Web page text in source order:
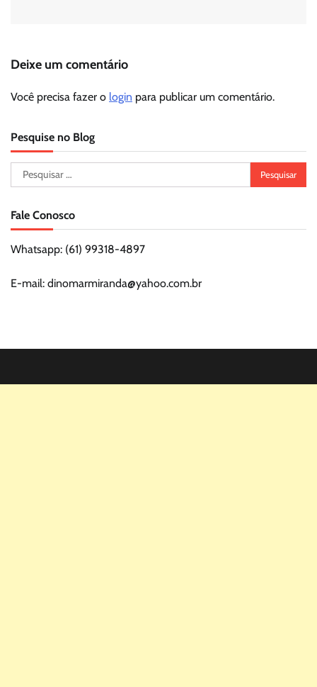
Deixe um comentário
Você precisa fazer o login para publicar um comentário.
Pesquise no Blog
Pesquisar
por:
Fale Conosco
Whatsapp: (61) 99318-4897
E-mail: dinomarmiranda@yahoo.com.br